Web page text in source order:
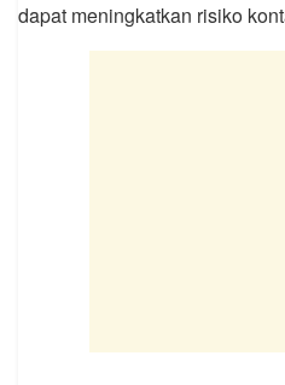
dapat meningkatkan risiko